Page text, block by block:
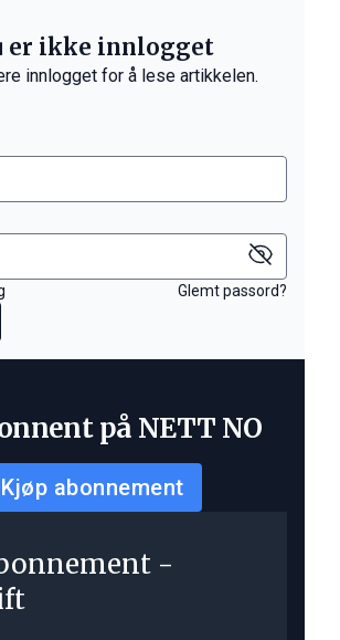
er ikke innlogget
innlogget for å lese artikkelen.
Glemt passord?
på NETT NO
Kjøp abonnement
-